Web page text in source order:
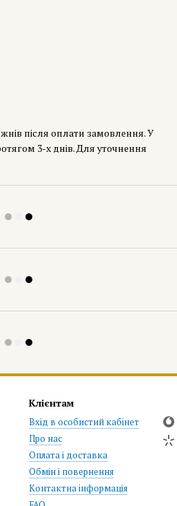
після оплати замовлення. У
3-х днів. Для уточнення
Клієнтам
Вхід в особистий кабінет
Про нас
Оплата і доставка
Обмін і повернення
Контактна інформація